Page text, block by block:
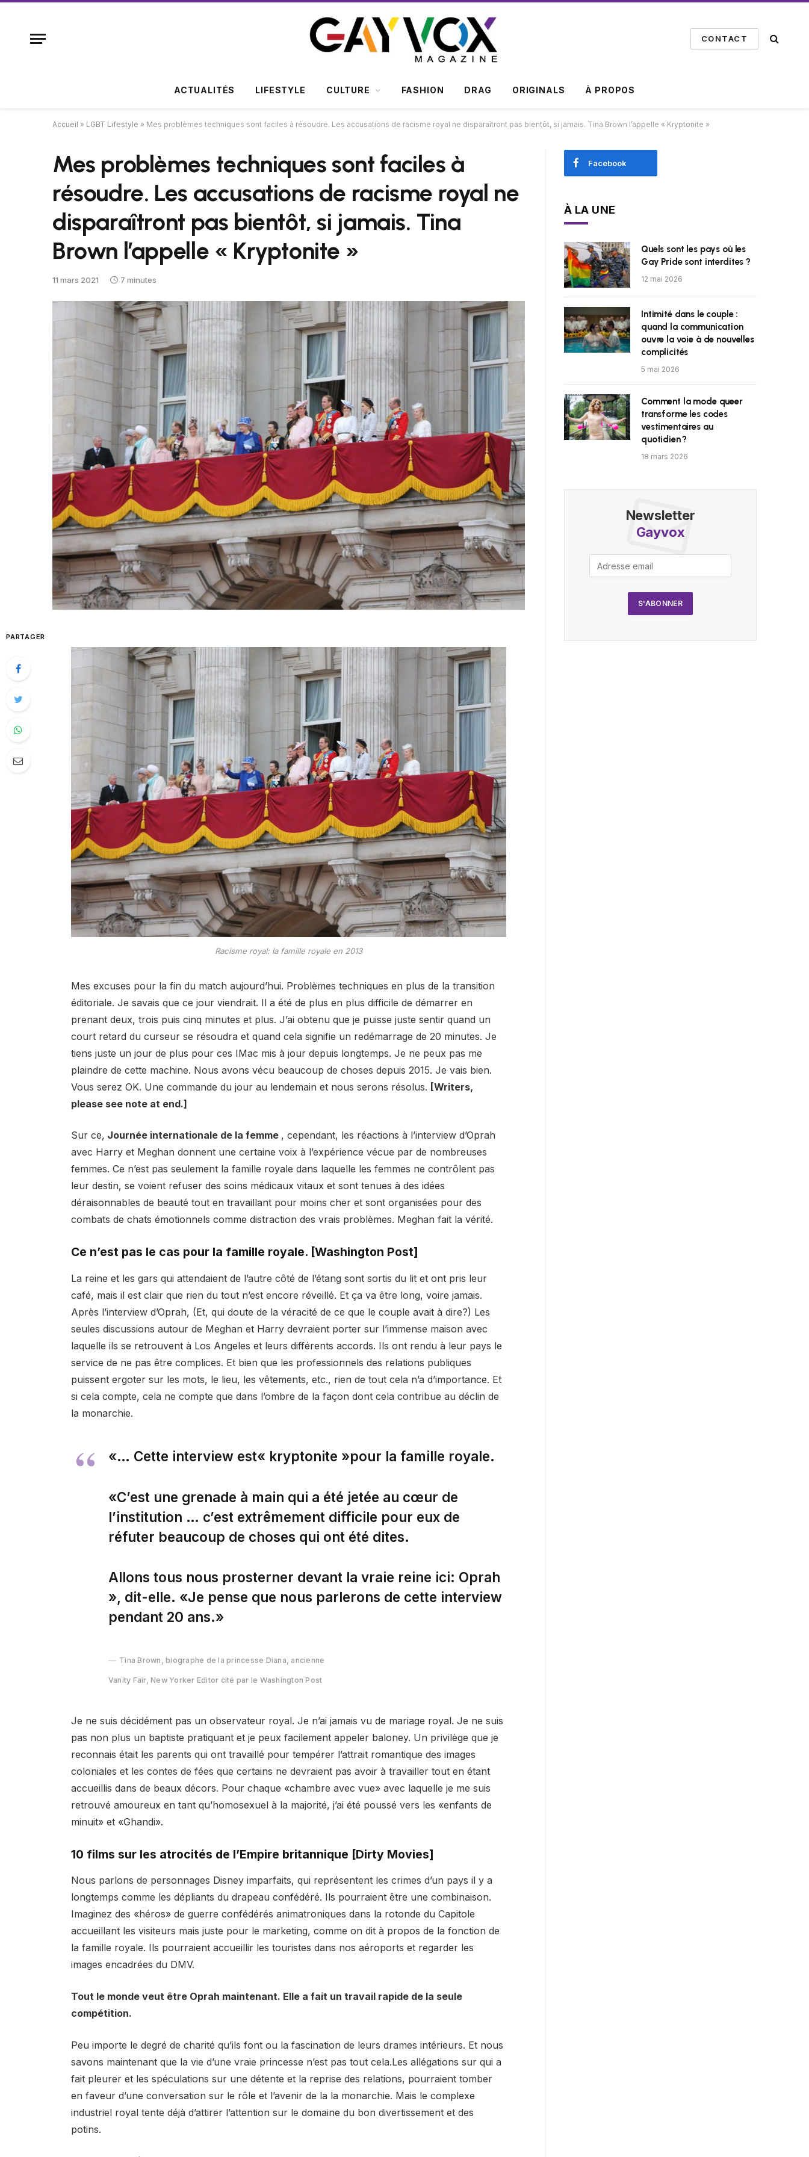
CONTACT
ACTUALITÉS LIFESTYLE CULTURE FASHION DRAG ORIGINALS À PROPOS
Accueil » LGBT Lifestyle » Mes problèmes techniques sont faciles à résoudre. Les accusations de racisme royal ne disparaîtront pas bientôt, si jamais. Tina Brown l’appelle « Kryptonite »
Mes problèmes techniques sont faciles à
résoudre. Les accusations de racisme royal ne
disparaîtront pas bientôt, si jamais. Tina
Brown l’appelle « Kryptonite »
11 mars 2021 7 minutes
PARTAGER
Racisme royal: la famille royale en 2013
Mes excuses pour la fin du match aujourd’hui. Problèmes techniques en plus de la transition
éditoriale. Je savais que ce jour viendrait. Il a été de plus en plus difficile de démarrer en
prenant deux, trois puis cinq minutes et plus. J’ai obtenu que je puisse juste sentir quand un
court retard du curseur se résoudra et quand cela signifie un redémarrage de 20 minutes. Je
tiens juste un jour de plus pour ces IMac mis à jour depuis longtemps. Je ne peux pas me
plaindre de cette machine. Nous avons vécu beaucoup de choses depuis 2015. Je vais bien.
Vous serez OK. Une commande du jour au lendemain et nous serons résolus. [Writers,
please see note at end.]
Sur ce, Journée internationale de la femme , cependant, les réactions à l’interview d’Oprah
avec Harry et Meghan donnent une certaine voix à l’expérience vécue par de nombreuses
femmes. Ce n’est pas seulement la famille royale dans laquelle les femmes ne contrôlent pas
leur destin, se voient refuser des soins médicaux vitaux et sont tenues à des idées
déraisonnables de beauté tout en travaillant pour moins cher et sont organisées pour des
combats de chats émotionnels comme distraction des vrais problèmes. Meghan fait la vérité.
Ce n’est pas le cas pour la famille royale. [Washington Post]
La reine et les gars qui attendaient de l’autre côté de l’étang sont sortis du lit et ont pris leur
café, mais il est clair que rien du tout n’est encore réveillé. Et ça va être long, voire jamais.
Après l’interview d’Oprah, (Et, qui doute de la véracité de ce que le couple avait à dire?) Les
seules discussions autour de Meghan et Harry devraient porter sur l’immense maison avec
laquelle ils se retrouvent à Los Angeles et leurs différents accords. Ils ont rendu à leur pays le
service de ne pas être complices. Et bien que les professionnels des relations publiques
puissent ergoter sur les mots, le lieu, les vêtements, etc., rien de tout cela n’a d’importance. Et
si cela compte, cela ne compte que dans l’ombre de la façon dont cela contribue au déclin de
la monarchie.
«… Cette interview est« kryptonite »pour la famille royale.
«C’est une grenade à main qui a été jetée au cœur de
l’institution … c’est extrêmement difficile pour eux de
réfuter beaucoup de choses qui ont été dites.
Allons tous nous prosterner devant la vraie reine ici: Oprah
», dit-elle. «Je pense que nous parlerons de cette interview
pendant 20 ans.»
Tina Brown, biographe de la princesse Diana, ancienne
Vanity Fair, New Yorker Editor cité par le Washington Post
Je ne suis décidément pas un observateur royal. Je n’ai jamais vu de mariage royal. Je ne suis
pas non plus un baptiste pratiquant et je peux facilement appeler baloney. Un privilège que je
reconnais était les parents qui ont travaillé pour tempérer l’attrait romantique des images
coloniales et les contes de fées que certains ne devraient pas avoir à travailler tout en étant
accueillis dans de beaux décors. Pour chaque «chambre avec vue» avec laquelle je me suis
retrouvé amoureux en tant qu’homosexuel à la majorité, j’ai été poussé vers les «enfants de
minuit» et «Ghandi».
10 films sur les atrocités de l’Empire britannique [Dirty Movies]
Nous parlons de personnages Disney imparfaits, qui représentent les crimes d’un pays il y a
longtemps comme les dépliants du drapeau confédéré. Ils pourraient être une combinaison.
Imaginez des «héros» de guerre confédérés animatroniques dans la rotonde du Capitole
accueillant les visiteurs mais juste pour le marketing, comme on dit à propos de la fonction de
la famille royale. Ils pourraient accueillir les touristes dans nos aéroports et regarder les
images encadrées du DMV.
Tout le monde veut être Oprah maintenant. Elle a fait un travail rapide de la seule
compétition.
Peu importe le degré de charité qu’ils font ou la fascination de leurs drames intérieurs. Et nous
savons maintenant que la vie d’une vraie princesse n’est pas tout cela.Les allégations sur qui a
fait pleurer et les spéculations sur une détente et la reprise des relations, pourraient tomber
en faveur d’une conversation sur le rôle et l’avenir de la la monarchie. Mais le complexe
industriel royal tente déjà d’attirer l’attention sur le domaine du bon divertissement et des
potins.
Facebook
À LA UNE
Quels sont les pays où les
Gay Pride sont interdites ?
12 mai 2026
Intimité dans le couple :
quand la communication
ouvre la voie à de nouvelles
complicités
5 mai 2026
Comment la mode queer
transforme les codes
vestimentaires au
quotidien ?
18 mars 2026
Newsletter
Gayvox